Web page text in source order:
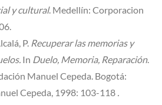
y cultural. Medellín: Corporacion
P. Recuperar las memorias y
In Duelo, Memoria, Reparación.
Manuel Cepeda. Bogotá:
Cepeda, 1998: 103-118 .